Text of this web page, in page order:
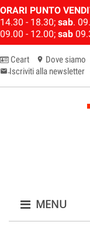
ORARI PUNTO
14.30 - 18.30; sab.
09.00 - 12.00; sab
Ceart location_on Dove siamo
email-newsletter
Iscriviti alla newsletter
MENU